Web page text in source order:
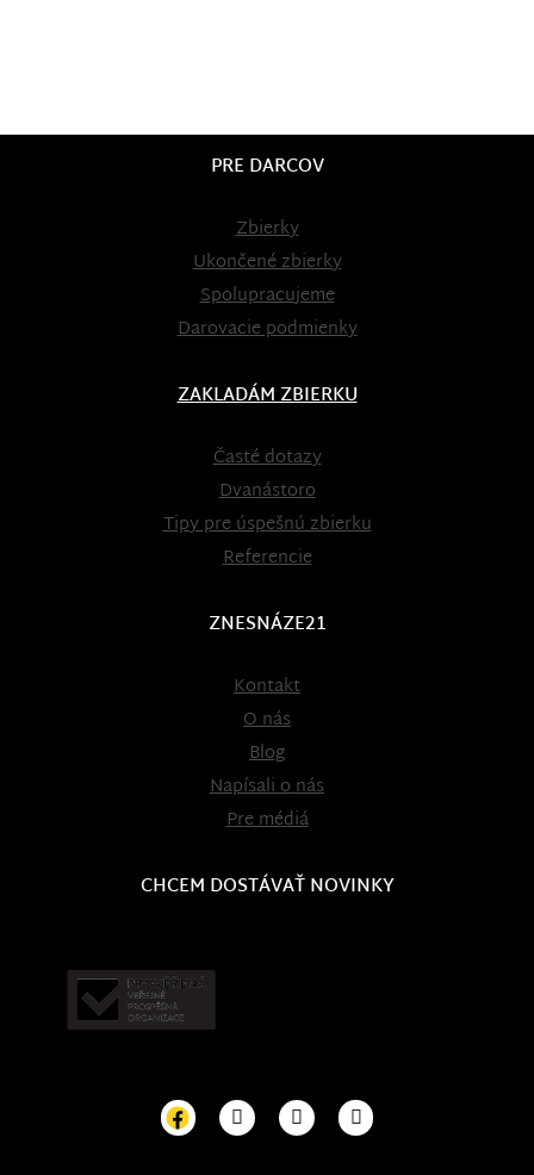
PRE DARCOV
Zbierky
Ukončené zbierky
Spolupracujeme
Darovacie podmienky
ZAKLADÁM ZBIERKU
Časté dotazy
Dvanástoro
Tipy pre úspešnú zbierku
Referencie
ZNESNÁZE21
Kontakt
O nás
Blog
Napísali o nás
Pre médiá
CHCEM DOSTÁVAŤ NOVINKY